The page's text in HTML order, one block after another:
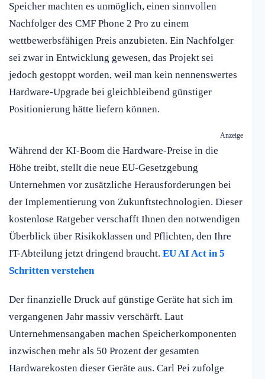
Speicher machten es unmöglich, einen sinnvollen
Nachfolger des CMF Phone 2 Pro zu einem
wettbewerbsfähigen Preis anzubieten. Ein Nachfolger
sei zwar in Entwicklung gewesen, das Projekt sei
jedoch gestoppt worden, weil man kein nennenswertes
Hardware-Upgrade bei gleichbleibend günstiger
Positionierung hätte liefern können.
Anzeige
Während der KI-Boom die Hardware-Preise in die
Höhe treibt, stellt die neue EU-Gesetzgebung
Unternehmen vor zusätzliche Herausforderungen bei
der Implementierung von Zukunftstechnologien. Dieser
kostenlose Ratgeber verschafft Ihnen den notwendigen
Überblick über Risikoklassen und Pflichten, den Ihre
IT-Abteilung jetzt dringend braucht. EU AI Act in 5
Schritten verstehen
Der finanzielle Druck auf günstige Geräte hat sich im
vergangenen Jahr massiv verschärft. Laut
Unternehmensangaben machen Speicherkomponenten
inzwischen mehr als 50 Prozent der gesamten
Hardwarekosten dieser Geräte aus. Carl Pei zufolge